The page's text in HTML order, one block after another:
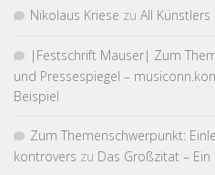
Nikolaus Kriese zu All
|Fest­schrift Mauser| Zum
und Pressespiegel –
Beispiel
Zum Themen­schwer­punkt:
kontrovers zu Das Großzitat – Ein